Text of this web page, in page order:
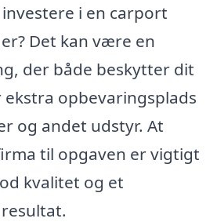
i en carport
Det kan være en
der både beskytter dit
opbevaringsplads
og andet udstyr. At
til opgaven er vigtigt
kvalitet og et